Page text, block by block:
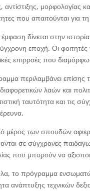
αντίστιξης,
που απαιτούνται για
έμφαση δίνεται στην
εποχή. Οι φοιτητές
επιρροές που
περιλαμβάνει επίσης
λαών και
ταυτότητα και τις
μέρος των σπουδών
σε σύγχρονες
που μπορούν να
το πρόγραμμα
ανάπτυξης τεχνικών